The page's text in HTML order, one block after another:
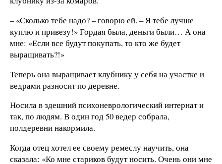
– «Сколько тебе надо? – говорю ей. – Я тебе лучше
куплю и привезу!» Гордая была, деньги были… А она
мне: «Если все будут покупать, то кто же будет
выращивать?!»
Теперь она выращивает клубнику у себя на участке и
ведрами разносит по деревне.
Носила в здешний психоневрологический интернат и
так, по людям. В один год 50 ведер собрала,
полдеревни накормила.
Когда отец хотел ее своему ремеслу научить, она
сказала: «Ко мне стариков будут носить. Очень они мне